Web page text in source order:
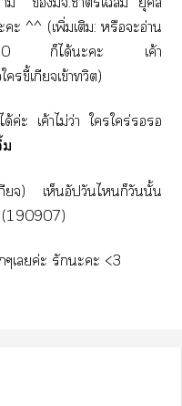
ะ ^^ (เพิ่มเติม: หรือะอ่าน
ที่ 0 ก็ได้ะะ เค้า
ขี้เกียจเข้าทวิต)
ค่ะ เค้าไม่ว่า ใใคร่
ยจ) เห็นอัปวันไก็วันนั้น
(190907)
เค่ะ รักะะ <3